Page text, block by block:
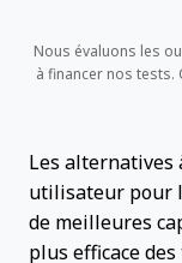
Nous évaluons les
à financer nos tests.
Les alternatives
utilisateur pour
de meilleures
plus efficace des